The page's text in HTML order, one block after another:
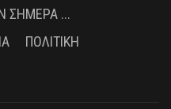
ΣΉΜΕΡΑ ...
ΠΟΛΙΤΙΚΉ